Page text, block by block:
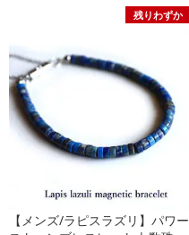
残りわずか
【メンズ/ラピスラズリ】パワー